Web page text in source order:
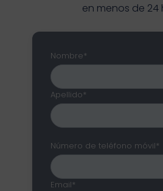
en menos de 24
Nombre*
Apellido*
Número de teléfono móvil*
Email*